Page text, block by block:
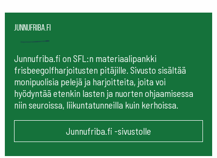
Junnufriba.fi
Junnufriba.fi on SFL:n materiaalipankki
frisbeegolfharjoitusten pitäjille. Sivusto sisältää
monipuolisia pelejä ja harjoitteita, joita voi
hyödyntää etenkin lasten ja nuorten ohjaamisessa
niin seuroissa, liikuntatunneilla kuin kerhoissa.
Junnufriba.fi -sivustolle